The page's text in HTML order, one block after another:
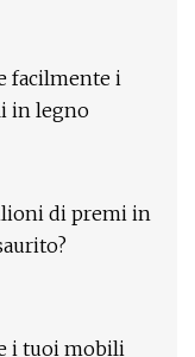
facilmente i
in legno
di premi in
i tuoi mobili